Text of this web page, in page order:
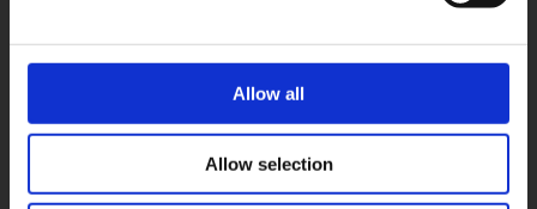
Allow all
Allow selection